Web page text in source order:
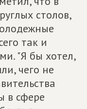
столов,
так и
"Я бы хотел,
чего не
в сфере